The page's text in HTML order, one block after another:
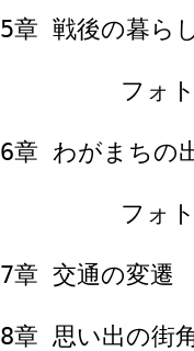
5章 戦後の暮ら
フォトコラ
6章 わがまちの
フォトコラ
7章 交通の変遷
8章 思い出の街